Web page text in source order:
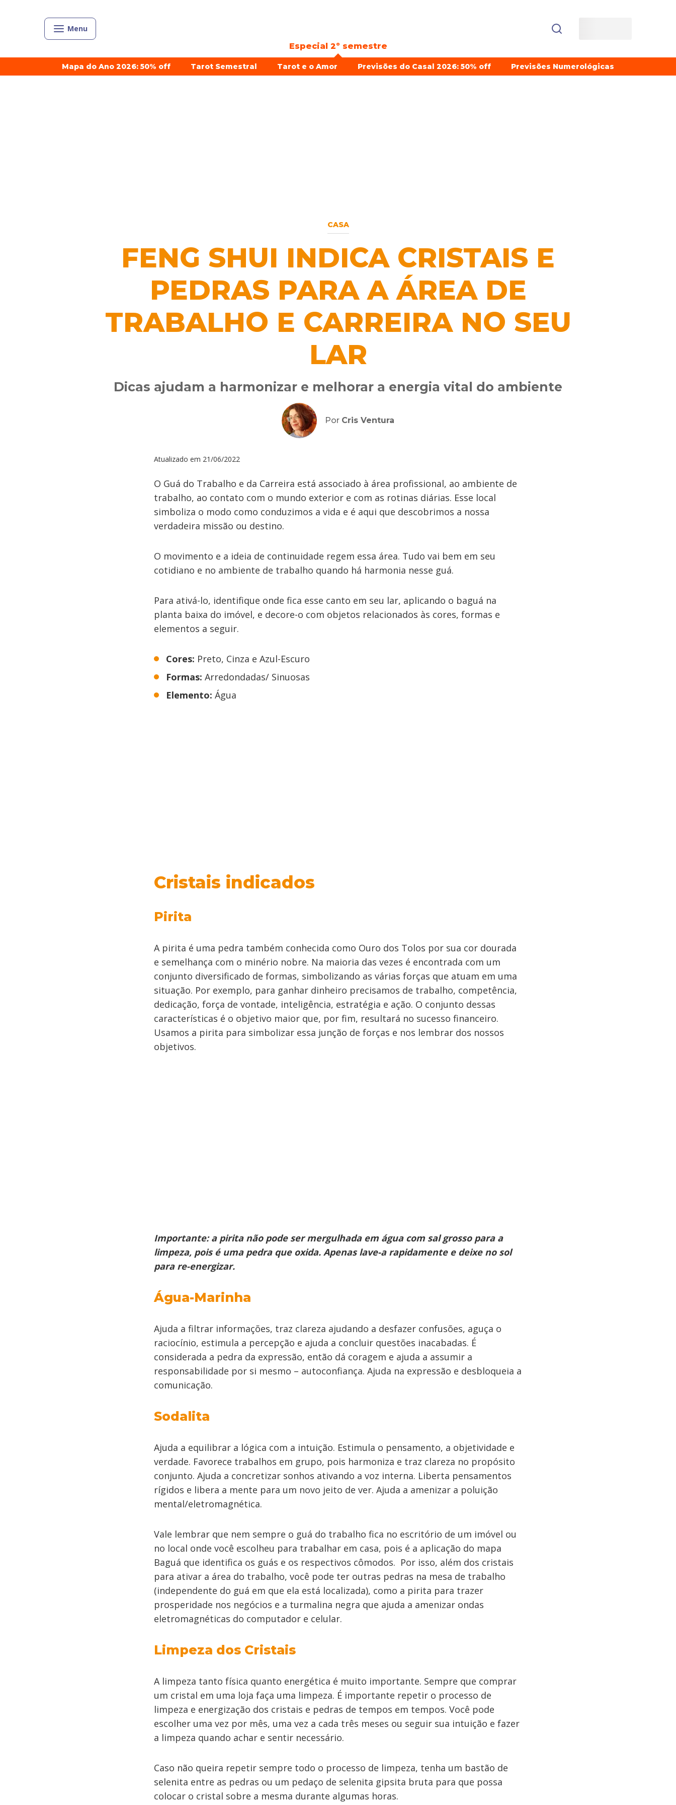
Menu
Especial 2º semestre
Mapa do Ano 2026: 50% off Tarot Semestral Tarot e o Amor Previsões do Casal 2026: 50% off Previsões Numerológicas
CASA
FENG SHUI INDICA CRISTAIS E
PEDRAS PARA A ÁREA DE
TRABALHO E CARREIRA NO SEU
LAR
Dicas ajudam a harmonizar e melhorar a energia vital do ambiente
Por Cris Ventura
Atualizado em 21/06/2022
O Guá do Trabalho e da Carreira está associado à área profissional, ao ambiente de
trabalho, ao contato com o mundo exterior e com as rotinas diárias. Esse local
simboliza o modo como conduzimos a vida e é aqui que descobrimos a nossa
verdadeira missão ou destino.
O movimento e a ideia de continuidade regem essa área. Tudo vai bem em seu
cotidiano e no ambiente de trabalho quando há harmonia nesse guá.
Para ativá-lo, identifique onde fica esse canto em seu lar, aplicando o baguá na
planta baixa do imóvel, e decore-o com objetos relacionados às cores, formas e
elementos a seguir.
Cores: Preto, Cinza e Azul-Escuro
Formas: Arredondadas/ Sinuosas
Elemento: Água
Cristais indicados
Pirita
A pirita é uma pedra também conhecida como Ouro dos Tolos por sua cor dourada
e semelhança com o minério nobre. Na maioria das vezes é encontrada com um
conjunto diversificado de formas, simbolizando as várias forças que atuam em uma
situação. Por exemplo, para ganhar dinheiro precisamos de trabalho, competência,
dedicação, força de vontade, inteligência, estratégia e ação. O conjunto dessas
características é o objetivo maior que, por fim, resultará no sucesso financeiro.
Usamos a pirita para simbolizar essa junção de forças e nos lembrar dos nossos
objetivos.
Importante: a pirita não pode ser mergulhada em água com sal grosso para a
limpeza, pois é uma pedra que oxida. Apenas lave-a rapidamente e deixe no sol
para re-energizar.
Água-Marinha
Ajuda a filtrar informações, traz clareza ajudando a desfazer confusões, aguça o
raciocínio, estimula a percepção e ajuda a concluir questões inacabadas. É
considerada a pedra da expressão, então dá coragem e ajuda a assumir a
responsabilidade por si mesmo – autoconfiança. Ajuda na expressão e desbloqueia a
comunicação.
Sodalita
Ajuda a equilibrar a lógica com a intuição. Estimula o pensamento, a objetividade e
verdade. Favorece trabalhos em grupo, pois harmoniza e traz clareza no propósito
conjunto. Ajuda a concretizar sonhos ativando a voz interna. Liberta pensamentos
rígidos e libera a mente para um novo jeito de ver. Ajuda a amenizar a poluição
mental/eletromagnética.
Vale lembrar que nem sempre o guá do trabalho fica no escritório de um imóvel ou
no local onde você escolheu para trabalhar em casa, pois é a aplicação do mapa
Baguá que identifica os guás e os respectivos cômodos. Por isso, além dos cristais
para ativar a área do trabalho, você pode ter outras pedras na mesa de trabalho
(independente do guá em que ela está localizada), como a pirita para trazer
prosperidade nos negócios e a turmalina negra que ajuda a amenizar ondas
eletromagnéticas do computador e celular.
Limpeza dos Cristais
A limpeza tanto física quanto energética é muito importante. Sempre que comprar
um cristal em uma loja faça uma limpeza. É importante repetir o processo de
limpeza e energização dos cristais e pedras de tempos em tempos. Você pode
escolher uma vez por mês, uma vez a cada três meses ou seguir sua intuição e fazer
a limpeza quando achar e sentir necessário.
Caso não queira repetir sempre todo o processo de limpeza, tenha um bastão de
selenita entre as pedras ou um pedaço de selenita gipsita bruta para que possa
colocar o cristal sobre a mesma durante algumas horas.